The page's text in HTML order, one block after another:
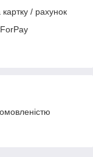
/ рахунок